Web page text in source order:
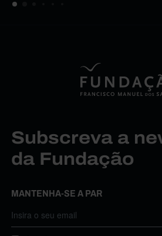
Subscreva a
da Fundação
MANTENHA-SE A PAR